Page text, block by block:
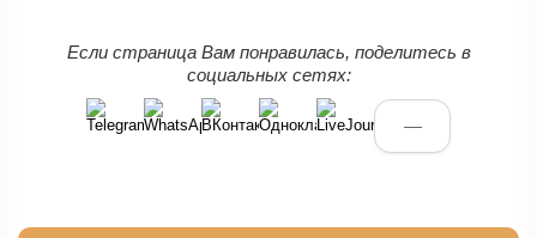
Если страница Вам понравилась, поделитесь в
социальных сетях:
—